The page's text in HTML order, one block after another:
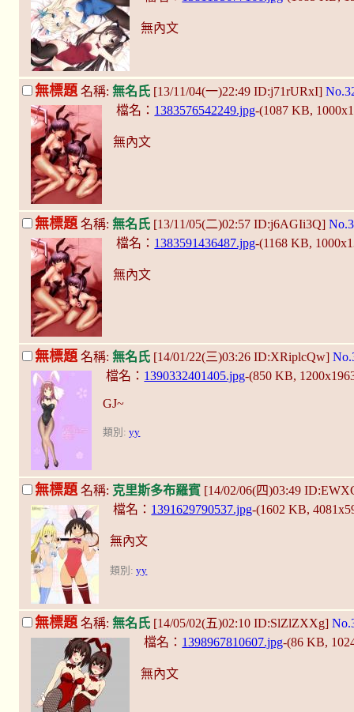
無內文
無標題 名稱: 無名氏 [13/11/04(一)22:49 ID:j71rURxI]
檔名： 1383576542249.jpg-(1087 KB,
無內文
無標題 名稱: 無名氏 [13/11/05(二)02:57 ID:j6AGIi3Q]
檔名： 1383591436487.jpg-(1168 KB,
無內文
無標題 名稱: 無名氏 [14/01/22(三)03:26 ID:XRiplcQw]
檔名： 1390332401405.jpg-(850 KB,
GJ~
類別:yy
無標題 名稱: 克里斯多布羅賓 [14/02/06(四)03:49
檔名： 1391629790537.jpg-(1602 KB,
無內文
類別:yy
無標題名稱: 無名氏 [14/05/02(五)02:10 ID:SlZlZXXg]
檔名： 1398967810607.jpg-(86 KB,
無內文